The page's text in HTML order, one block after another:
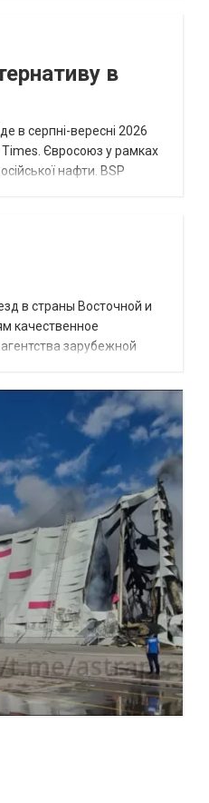
в
в серпні-вересні 2026
Times. Євросоюз у рамках
нафти. BSP
в страны Восточной и
качественное
зарубежной